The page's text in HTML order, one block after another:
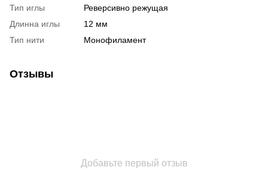
Тип иглы
Реверсивно режущая
Длинна иглы
12 мм
Тип нити
Монофиламент
Отзывы
Добавьте первый отзыв